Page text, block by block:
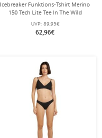
Icebreaker Funktions-Tshirt Merino
150 Tech Lite Tee In The Wild
(Merinowolle) 2025 javabraun
Herren
UVP: 89,95€
62,96€